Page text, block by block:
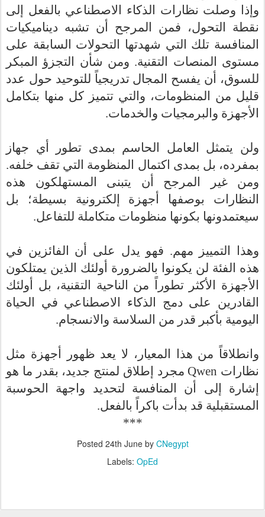
وإذا وصلت نظارات الذكاء الاصطناعي بالفعل إلى
نقطة التحول، فمن المرجح أن تشبه ديناميكيات
المنافسة تلك التي شهدتها التحولات السابقة على
مستوى المنصات التقنية. ومن شأن التجزؤ المبكر
للسوق، أن يفسح المجال تدريجياً للتوحيد حول عدد
قليل من المنظومات، والتي تتميز كل منها بتكامل
الأجهزة والبرمجيات والخدمات.
ولن يتمثل العامل الحاسم بمدى تطور أي جهاز
بمفرده، بل بمدى اكتمال المنظومة التي تقف خلفه.
ومن غير المرجح أن يتبنى المستهلكون هذه
النظارات بوصفها أجهزة إلكترونية بسيطة؛ بل
سيعتمدونها بكونها منظومات متكاملة للتفاعل.
وهذا التمييز مهم. فهو يدل على أن الفائزين في
هذه الفئة لن يكونوا بالضرورة أولئك الذين يمتلكون
الأجهزة الأكثر تطوراً من الناحية التقنية، بل أولئك
القادرين على دمج الذكاء الاصطناعي في الحياة
اليومية بأكبر قدر من السلاسة والانسجام.
وانطلاقاً من هذا المعيار، لا يعد ظهور أجهزة مثل
نظارات Qwen مجرد إطلاق لمنتج جديد، بقدر ما هو
إشارة إلى أن المنافسة لتحديد واجهة الحوسبة
المستقبلية قد بدأت باكراً بالفعل.
***
Posted 24th Juneby CNegypt
Labels: OpEd